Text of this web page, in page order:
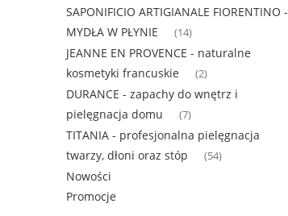
SAPONIFICIO ARTIGIANALE FIORENTINO -
MYDŁA W PŁYNIE
(14)
JEANNE EN PROVENCE - naturalne
kosmetyki francuskie
(2)
DURANCE - zapachy do wnętrz i
pielęgnacja domu
(7)
TITANIA - profesjonalna pielęgnacja
twarzy, dłoni oraz stóp
(54)
Nowości
Promocje